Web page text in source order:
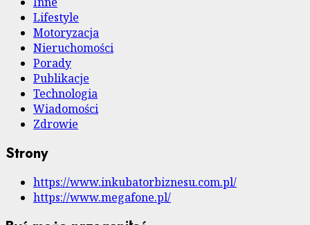
Lifestyle
Motoryzacja
Nieruchomości
Porady
Publikacje
Technologia
Wiadomości
Zdrowie
Strony
https://www.inkubatorbiznesu.com.pl/
https://www.megafone.pl/